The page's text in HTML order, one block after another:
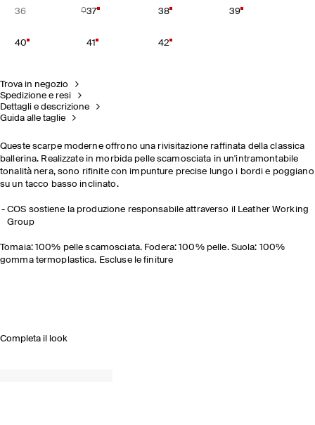
36 37 38 39
40 41 42
Trova in negozio
Spedizione e resi
Dettagli e descrizione
Guida alle taglie
Queste scarpe moderne offrono una rivisitazione raffinata della classica
ballerina. Realizzate in morbida pelle scamosciata in un'intramontabile
tonalità nera, sono rifinite con impunture precise lungo i bordi e poggiano
su un tacco basso inclinato.
COS sostiene la produzione responsabile attraverso il Leather Working
Group
Tomaia: 100% pelle scamosciata. Fodera: 100% pelle. Suola: 100%
gomma termoplastica. Escluse le finiture
Completa il look